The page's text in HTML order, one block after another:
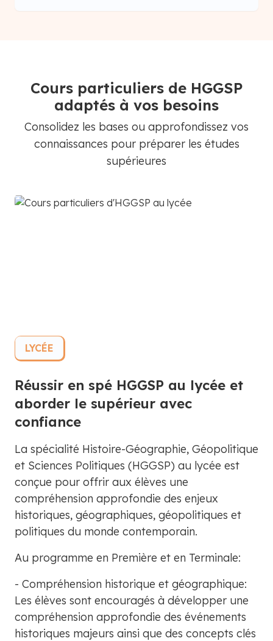
Cours particuliers de HGGSP
adaptés à vos besoins
Consolidez les bases ou approfondissez vos
connaissances pour préparer les études
supérieures
LYCÉE
Réussir en spé HGGSP au lycée et
aborder le supérieur avec
confiance
La spécialité Histoire-Géographie, Géopolitique
et Sciences Politiques (HGGSP) au lycée est
conçue pour offrir aux élèves une
compréhension approfondie des enjeux
historiques, géographiques, géopolitiques et
politiques du monde contemporain.
Au programme en Première et en Terminale:
- Compréhension historique et géographique:
Les élèves sont encouragés à développer une
compréhension approfondie des événements
historiques majeurs ainsi que des concepts clés